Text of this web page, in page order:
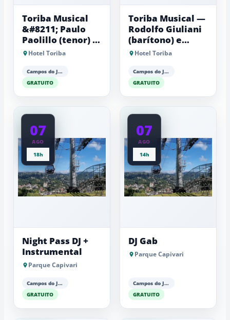
Toriba Musical
&#8211; Paulo
Paolillo (tenor) e
Antonio Luiz
Hotel Toriba
Campos do Jordão
GRATUITO
Toriba Musical —
Rodolfo Giuliani
(barítono) e
Antonio Luiz
Hotel Toriba
Campos do Jordão
GRATUITO
07
AGO
18h
Night Pass DJ +
Instrumental
Parque Capivari
Campos do Jordão
GRATUITO
07
AGO
14h
DJ Gab
Parque Capivari
Campos do Jordão
GRATUITO